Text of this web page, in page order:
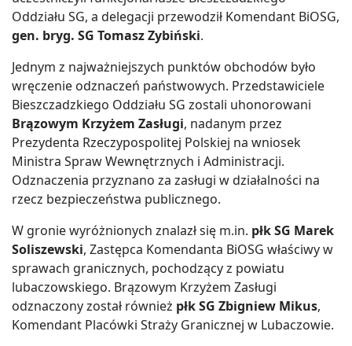
Oddziału SG, a delegacji przewodził Komendant BiOSG,
gen. bryg. SG Tomasz Zybiński.
Jednym z najważniejszych punktów obchodów było
wręczenie odznaczeń państwowych. Przedstawiciele
Bieszczadzkiego Oddziału SG zostali uhonorowani
Brązowym Krzyżem Zasługi, nadanym przez
Prezydenta Rzeczypospolitej Polskiej na wniosek
Ministra Spraw Wewnętrznych i Administracji.
Odznaczenia przyznano za zasługi w działalności na
rzecz bezpieczeństwa publicznego.
W gronie wyróżnionych znalazł się m.in. płk SG Marek
Soliszewski, Zastępca Komendanta BiOSG właściwy w
sprawach granicznych, pochodzący z powiatu
lubaczowskiego. Brązowym Krzyżem Zasługi
odznaczony został również płk SG Zbigniew Mikus,
Komendant Placówki Straży Granicznej w Lubaczowie.